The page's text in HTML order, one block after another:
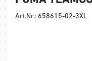
Art.Nr.: 658615-02-3XL